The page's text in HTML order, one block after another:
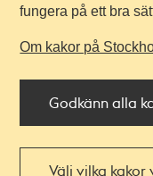
fungera på ett bra
Om kakor på
Godkänn alla
Välj vilka